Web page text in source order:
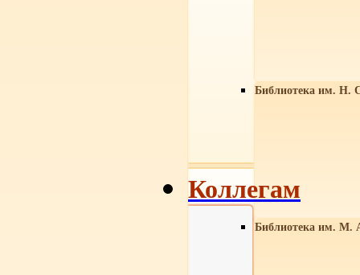
Библиотека им. Н.
Библиотека им. М.
Коллегам